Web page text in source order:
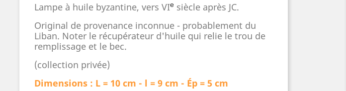
Lampe à huile byzantine, vers VIe siècle après JC.
Original de provenance inconnue - probablement du
Liban. Noter le récupérateur d'huile qui relie le trou de
remplissage et le bec.
(collection privée)
Dimensions : L = 10 cm - l = 9 cm - Ép = 5 cm